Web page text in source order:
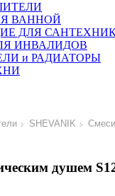
ВАННОЙ
ДЛЯ
ИНВАЛИДОВ
и РАДИАТОРЫ
SHEVANIK
душем